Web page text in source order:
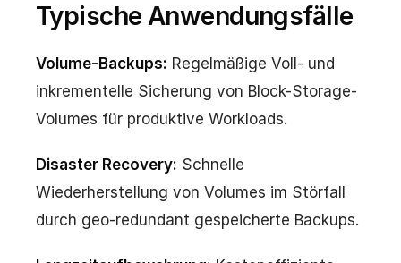
Typische Anwendungsfälle
Volume-Backups: Regelmäßige Voll- und
inkrementelle Sicherung von Block-Storage-
Volumes für produktive Workloads.
Disaster Recovery: Schnelle
Wiederherstellung von Volumes im Störfall
durch geo-redundant gespeicherte Backups.